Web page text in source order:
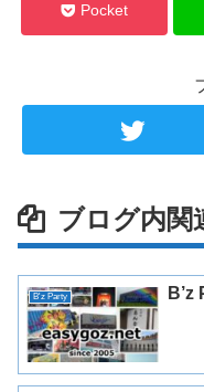
Pocket
ブログ内関
B'z Party B’z